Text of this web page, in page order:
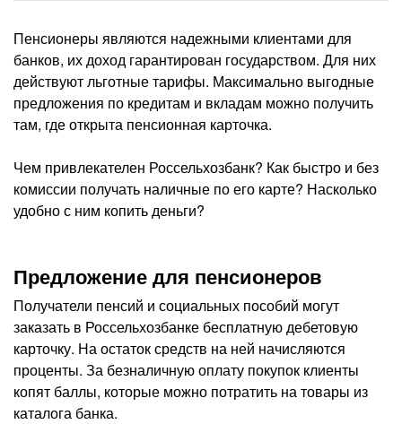
Пенсионеры являются надежными клиентами для
банков, их доход гарантирован государством. Для них
действуют льготные тарифы. Максимально выгодные
предложения по кредитам и вкладам можно получить
там, где открыта пенсионная карточка.
Чем привлекателен Россельхозбанк? Как быстро и без
комиссии получать наличные по его карте? Насколько
удобно с ним копить деньги?
Предложение для пенсионеров
Получатели пенсий и социальных пособий могут
заказать в Россельхозбанке бесплатную дебетовую
карточку. На остаток средств на ней начисляются
проценты. За безналичную оплату покупок клиенты
копят баллы, которые можно потратить на товары из
каталога банка.